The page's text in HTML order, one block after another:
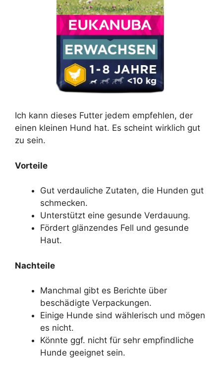
Ich kann dieses Futter jedem empfehlen, der
einen kleinen Hund hat. Es scheint wirklich gut
zu sein.
Vorteile
Gut verdauliche Zutaten, die Hunden gut
schmecken.
Unterstützt eine gesunde Verdauung.
Fördert glänzendes Fell und gesunde
Haut.
Nachteile
Manchmal gibt es Berichte über
beschädigte Verpackungen.
Einige Hunde sind wählerisch und mögen
es nicht.
Könnte ggf. nicht für sehr empfindliche
Hunde geeignet sein.